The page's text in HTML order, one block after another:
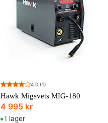
4.0 (1)
Hawk Migsvets MIG-180
4 995 kr
I lager